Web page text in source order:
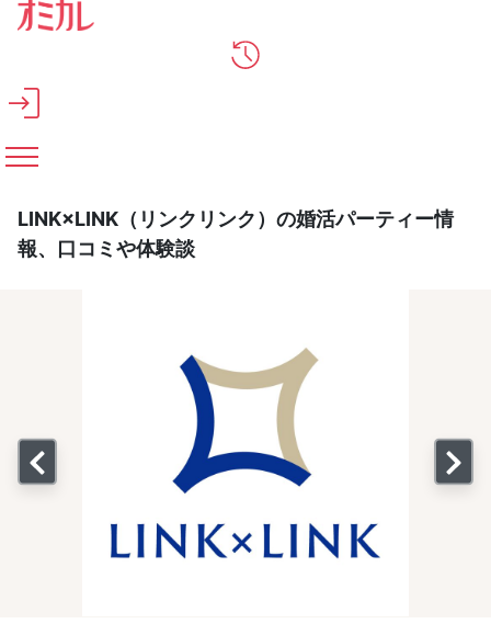
メインコンテンツへスキップ
LINK×LINK（リンクリンク）の婚活パーティー情
報、口コミや体験談